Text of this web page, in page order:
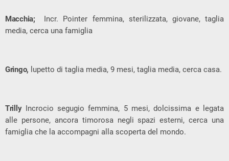
Macchia; Incr. Pointer femmina, sterilizzata, giovane, taglia
media, cerca una famiglia
Gringo, lupetto di taglia media, 9 mesi, taglia media, cerca casa.
TrillyIncrocio segugio femmina, 5 mesi, dolcissima e legata
alle persone, ancora timorosa negli spazi esterni, cerca una
famiglia che la accompagni alla scoperta del mondo.